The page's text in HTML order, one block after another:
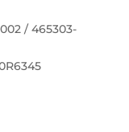
/ 465303-